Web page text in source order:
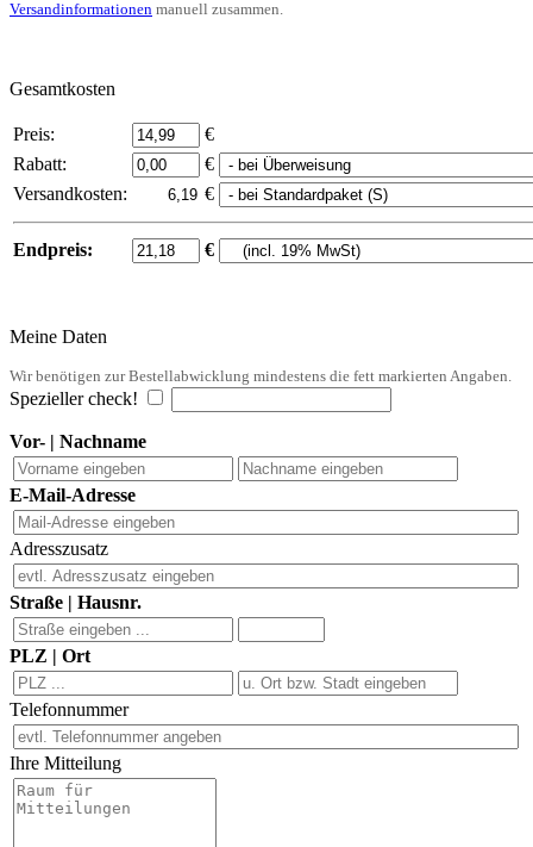
Versandinformationen manuell zusammen.
Gesamtkosten
Preis:
€
Rabatt:
€
Versandkosten:
€
Endpreis: €
Meine Daten
Wir benötigen zur Bestellabwicklung mindestens die fett markierten Angaben.
Spezieller check!
Vor- | Nachname
E-Mail-Adresse
Adresszusatz
Straße | Hausnr.
PLZ | Ort
Telefonnummer
Ihre Mitteilung